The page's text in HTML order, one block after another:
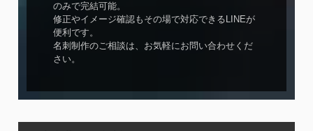
のみで完結可能。
修正やイメージ確認もその場で対応できるLINEが
便利です。
名刺制作のご相談は、お気軽にお問い合わせくだ
さい。